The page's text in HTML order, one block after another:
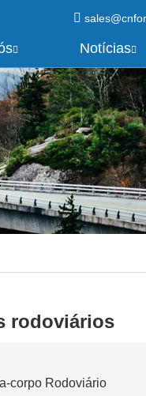
Notícias
rodoviários
corpo Rodoviário